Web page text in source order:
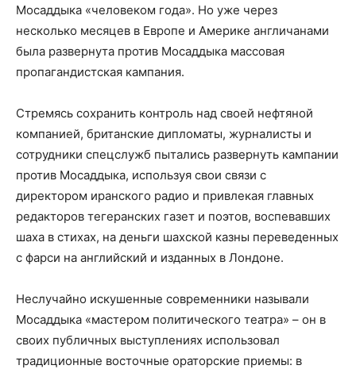
Мосаддыка «человеком года». Но уже через
несколько месяцев в Европе и Америке англичанами
была развернута против Мосаддыка массовая
пропагандистская кампания.
Стремясь сохранить контроль над своей нефтяной
компанией, британские дипломаты, журналисты и
сотрудники спецслужб пытались развернуть кампании
против Мосаддыка, используя свои связи с
директором иранского радио и привлекая главных
редакторов тегеранских газет и поэтов, воспевавших
шаха в стихах, на деньги шахской казны переведенных
с фарси на английский и изданных в Лондоне.
Неслучайно искушенные современники называли
Мосаддыка «мастером политического театра» – он в
своих публичных выступлениях использовал
традиционные восточные ораторские приемы: в